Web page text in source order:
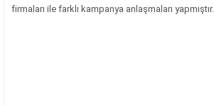
firmaları ile farklı kampanya anlaşmaları yapmıştır.